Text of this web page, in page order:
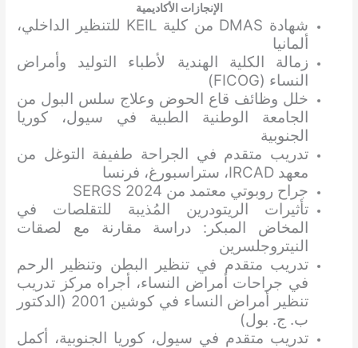
الإنجازات الأكاديمية
شهادة DMAS من كلية KEIL للتنظير الداخلي،
ألمانيا
زمالة الكلية الهندية لأطباء التوليد وأمراض
النساء (FICOG)
خلل وظائف قاع الحوض وعلاج سلس البول من
الجامعة الوطنية الطبية في سيول، كوريا
الجنوبية
تدريب متقدم في الجراحة طفيفة التوغل من
معهد IRCAD، ستراسبورغ، فرنسا
جراح روبوتي معتمد من SERGS 2024
تأثيرات الريتودرين المُذيبة للتقلصات في
المخاض المبكر: دراسة مقارنة مع لصقات
النيتروجلسرين
تدريب متقدم في تنظير البطن وتنظير الرحم
في جراحات أمراض النساء، أجراه مركز تدريب
تنظير أمراض النساء في كوشين 2001 (الدكتور
ب. ج. بول)
تدريب متقدم في سيول، كوريا الجنوبية، أكمل